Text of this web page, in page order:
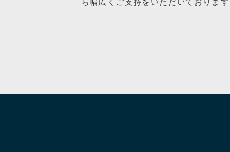
ら幅広くご支持をいただいております